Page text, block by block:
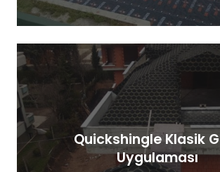
Quickshingle Klasik
Uygulaması